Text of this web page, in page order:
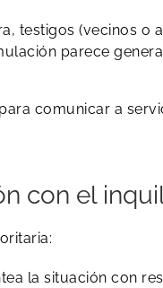
testigos (vecinos o
parece
comunicar a
con el
la situación con